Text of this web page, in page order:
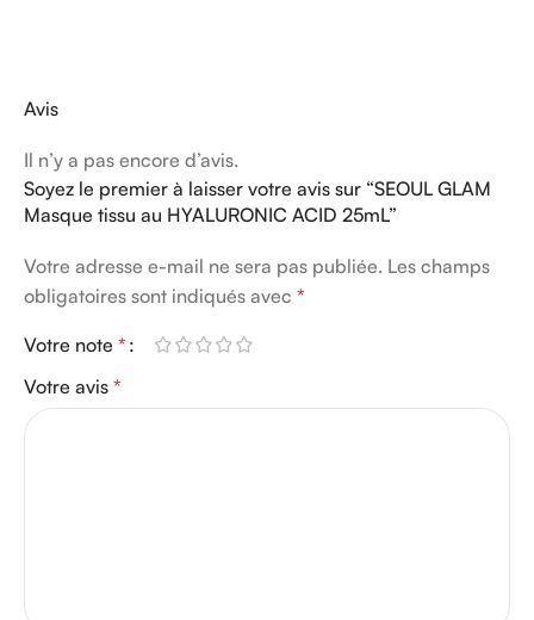
Avis
Il n’y a pas encore d’avis.
Soyez le premier à laisser votre avis sur “SEOUL GLAM
Masque tissu au HYALURONIC ACID 25mL”
Votre adresse e-mail ne sera pas publiée. Les champs
obligatoires sont indiqués avec *
Votre note *
Votre avis *